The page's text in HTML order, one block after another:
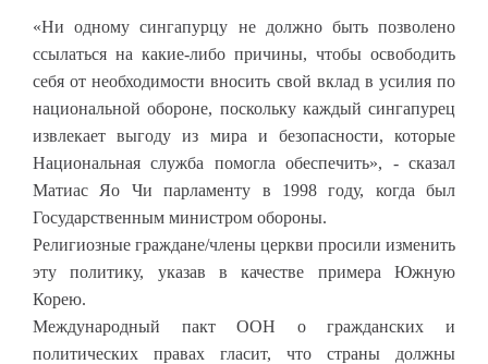
«Ни одному сингапурцу не должно быть позволено
ссылаться на какие-либо причины, чтобы освободить
себя от необходимости вносить свой вклад в усилия по
национальной обороне, поскольку каждый сингапурец
извлекает выгоду из мира и безопасности, которые
Национальная служба помогла обеспечить», - сказал
Матиас Яо Чи парламенту в 1998 году, когда был
Государственным министром обороны.
Религиозные граждане/члены церкви просили изменить
эту политику, указав в качестве примера Южную
Корею.
Международный пакт ООН о гражданских и
политических правах гласит, что страны должны